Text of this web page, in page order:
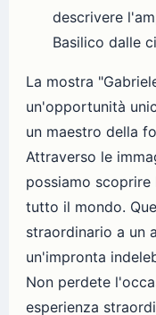
descrivere
Basilico dalle
La mostra
un'opportunità
un maestro della
Attraverso le
possiamo
tutto il mondo.
straordinario a un
un'impronta
Non perdete
esperienza